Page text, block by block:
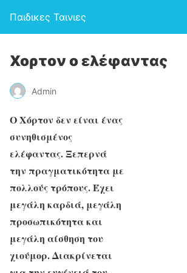
Παιδικες Ταινιες
Χορτον ο ελέφαντας
Admin
Ο Χόρτον δεν είναι ένας
συνηθισμένος
ελέφαντας. Ξεπερνά
την πραγματικότητα με
πολλούς τρόπους. Έχει
μεγάλη καρδιά, μεγάλη
προσωπικότητα και
μεγάλη αίσθηση του
χιούμορ. Διακρίνεται